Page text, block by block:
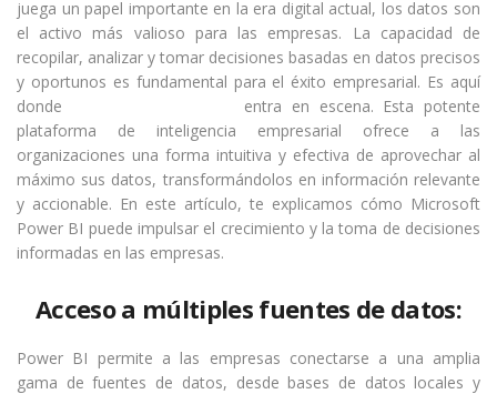
juega un papel importante en la era digital actual, los datos son
el activo más valioso para las empresas. La capacidad de
recopilar, analizar y tomar decisiones basadas en datos precisos
y oportunos es fundamental para el éxito empresarial. Es aquí
donde
entra en escena. Esta potente
plataforma de inteligencia empresarial ofrece a las
organizaciones una forma intuitiva y efectiva de aprovechar al
máximo sus datos, transformándolos en información relevante
y accionable. En este artículo, te explicamos cómo Microsoft
Power BI puede impulsar el crecimiento y la toma de decisiones
informadas en las empresas.
Acceso a múltiples fuentes de datos:
Power BI permite a las empresas conectarse a una amplia
gama de fuentes de datos, desde bases de datos locales y